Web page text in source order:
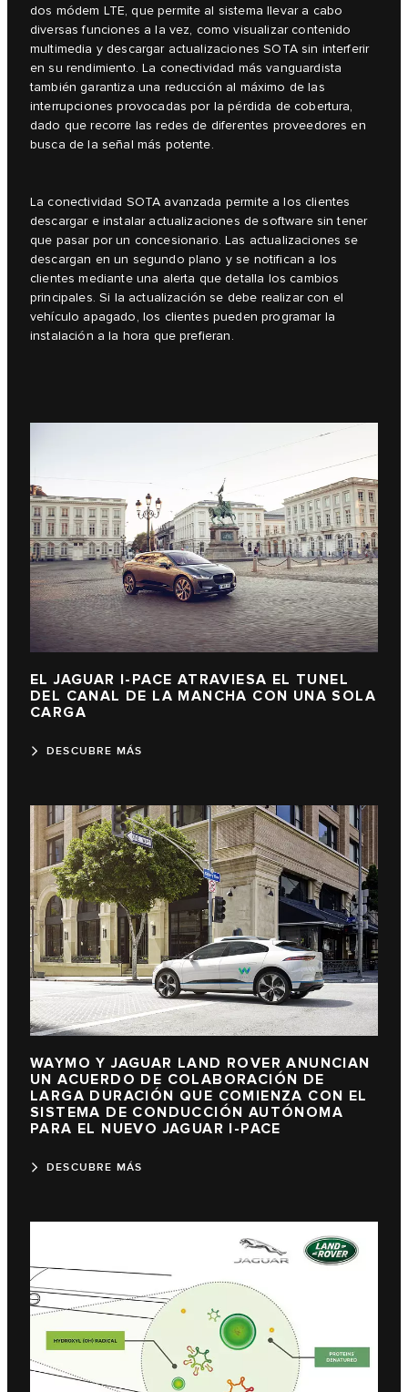
dos módem LTE, que permite al sistema llevar a cabo
diversas funciones a la vez, como visualizar contenido
multimedia y descargar actualizaciones SOTA sin interferir
en su rendimiento. La conectividad más vanguardista
también garantiza una reducción al máximo de las
interrupciones provocadas por la pérdida de cobertura,
dado que recorre las redes de diferentes proveedores en
busca de la señal más potente.
La conectividad SOTA avanzada permite a los clientes
descargar e instalar actualizaciones de software sin tener
que pasar por un concesionario. Las actualizaciones se
descargan en un segundo plano y se notifican a los
clientes mediante una alerta que detalla los cambios
principales. Si la actualización se debe realizar con el
vehículo apagado, los clientes pueden programar la
instalación a la hora que prefieran.
EL JAGUAR I-PACE ATRAVIESA EL TUNEL
DEL CANAL DE LA MANCHA CON UNA SOLA
CARGA
DESCUBRE MÁS
WAYMO Y JAGUAR LAND ROVER ANUNCIAN
UN ACUERDO DE COLABORACIÓN DE
LARGA DURACIÓN QUE COMIENZA CON EL
SISTEMA DE CONDUCCIÓN AUTÓNOMA
PARA EL NUEVO JAGUAR I-PACE
DESCUBRE MÁS